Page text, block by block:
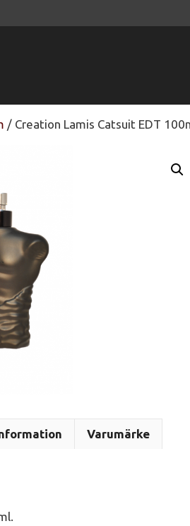
/ Creation Lamis Catsuit EDT
Varumärke